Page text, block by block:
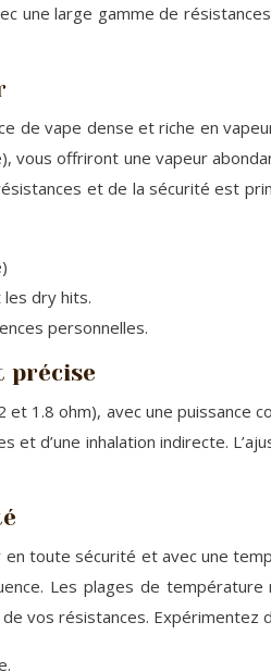
une large gamme de
de vape dense et riche en
offriront une vapeur
et de la sécurité est
dry hits.
personnelles.
précise
1.8 ohm), avec une
d’une inhalation indirecte.
toute sécurité et avec une
Les plages de
vos résistances.